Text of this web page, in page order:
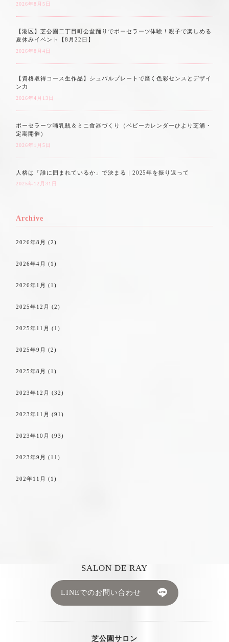
2026年8月5日
【港区】芝公園二丁目町会盆踊りでポーセラーツ体験！親子で楽しめる
夏休みイベント【8月22日】
2026年8月4日
【資格取得コース生作品】シュバルプレートで磨く色彩センスとデザイ
ン力
2026年4月13日
ポーセラーツ哺乳瓶＆ミニ食器づくり（ベビーカレンダーひより芝浦・
定期開催）
2026年1月5日
人格は「誰に囲まれているか」で決まる｜2025年を振り返って
2025年12月31日
Archive
2026年8月 (2)
2026年4月 (1)
2026年1月 (1)
2025年12月 (2)
2025年11月 (1)
2025年9月 (2)
2025年8月 (1)
2023年12月 (32)
2023年11月 (91)
2023年10月 (93)
2023年9月 (11)
202年11月 (1)
SALON DE RAY
LINEでのお問い合わせ
芝公園サロン